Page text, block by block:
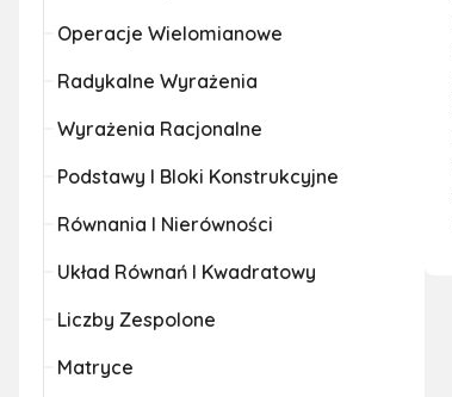
Operacje Wielomianowe
Radykalne Wyrażenia
Wyrażenia Racjonalne
Podstawy I Bloki Konstrukcyjne
Równania I Nierówności
Układ Równań I Kwadratowy
Liczby Zespolone
Matryce